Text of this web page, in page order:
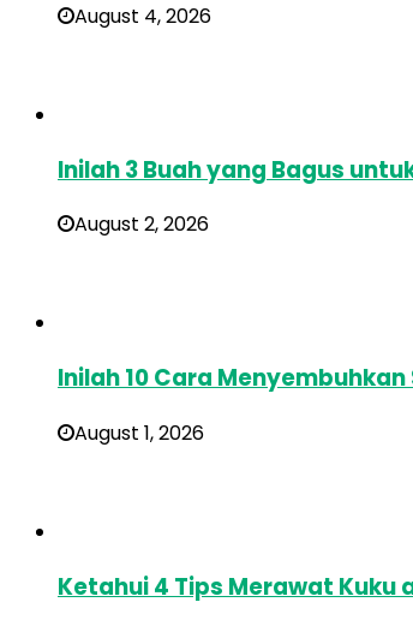
August 4, 2026
Inilah 3 Buah yang Bagus
August 2, 2026
Inilah 10 Cara
August 1, 2026
Ketahui 4 Tips Merawat Kuku